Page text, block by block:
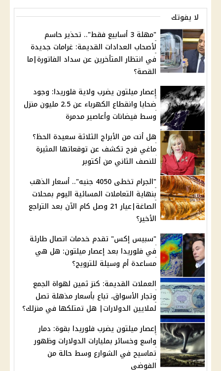
لا يفوتك
"مهلة 3 أسابيع فقط".. تحذير حاسم
لأصحاب العدادات القديمة: غرامات جديدة
في انتظار المتأخرين عن سداد الفاتورة|ما
القصة؟
إعصار ميلتون يضرب ولاية فلوريدا: وجود
ضحايا وانقطاع الكهرباء عن 2.5 مليون منزل
وسط فيضانات وأعاصير مدمرة
هل أنت من الأبراج الثلاثة سعيدة الحظ؟
ماغي فرح تكشف عن توقعاتها المثيرة
للنصف الثاني من أكتوبر
"الجرام تخطى 4050 جنيه".. أسعار الذهب
بنهاية التعاملات المسائية اليوم بمحلات
الصاغة|عيار 21 وصل كام الآن بعد التراجع
الأخير؟
"سبيس إكس" تقدم خدمات اتصال طارئة
في فلوريدا بعد إعصار ميلتون: هل هي
مساعدة أم وسيلة للترويج؟
العملات القديمة: كنز ثمين لهواة الجمع
وتجار الأسواق، تباع بأسعار مذهلة تصل
لملايين الدولارات| هل تمتلكها في منزلك؟
إعصار ميلتون يضرب فلوريدا بقوة: دمار
واسع وخسائر بمليارات الدولارات وظهور
تماسيح في الشوارع وسط حالة من
الفوضى